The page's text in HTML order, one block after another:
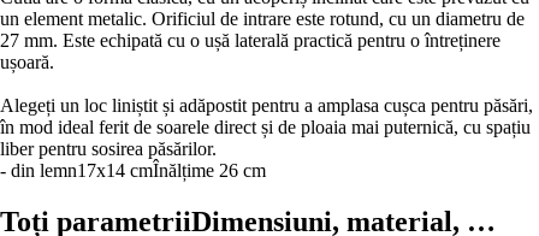
un element metalic. Orificiul de intrare este rotund, cu un diametru de
27 mm. Este echipată cu o ușă laterală practică pentru o întreținere
ușoară.
Alegeți un loc liniștit și adăpostit pentru a amplasa cușca pentru păsări,
în mod ideal ferit de soarele direct și de ploaia mai puternică, cu spațiu
liber pentru sosirea păsărilor.
- din lemn17x14 cmÎnălțime 26 cm
Toți parametriiDimensiuni, material, …